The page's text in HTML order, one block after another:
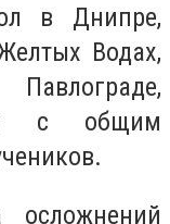
в Днипре,
Водах,
с общим
осложнений